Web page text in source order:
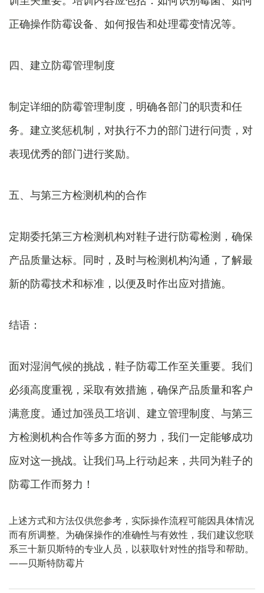
正确操作防霉设备、如何报告和处理霉变情况等。
四、建立防霉管理制度
制定详细的防霉管理制度，明确各部门的职责和任
务。建立奖惩机制，对执行不力的部门进行问责，对
表现优秀的部门进行奖励。
五、与第三方检测机构的合作
定期委托第三方检测机构对鞋子进行防霉检测，确保
产品质量达标。同时，及时与检测机构沟通，了解最
新的防霉技术和标准，以便及时作出应对措施。
结语：
面对湿润气候的挑战，鞋子防霉工作至关重要。我们
必须高度重视，采取有效措施，确保产品质量和客户
满意度。通过加强员工培训、建立管理制度、与第三
方检测机构合作等多方面的努力，我们一定能够成功
应对这一挑战。让我们马上行动起来，共同为鞋子的
防霉工作而努力！
上述方式和方法仅供您参考，实际操作流程可能因具体情况
而有所调整。为确保操作的准确性与有效性，我们建议您联
系三十新贝斯特的专业人员，以获取针对性的指导和帮助。
——贝斯特防霉片